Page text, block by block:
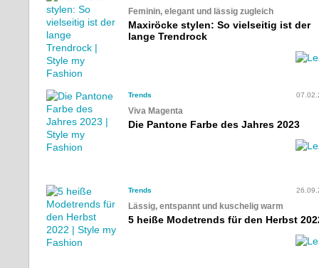
Feminin, elegant und lässig zugleich
Maxiröcke stylen: So vielseitig ist der
lange Trendrock
Trends
Viva Magenta
Die Pantone Farbe des Jahres 2023
Trends
Lässig, entspannt und kuschelig warm
5 heiße Modetrends für den Herbst